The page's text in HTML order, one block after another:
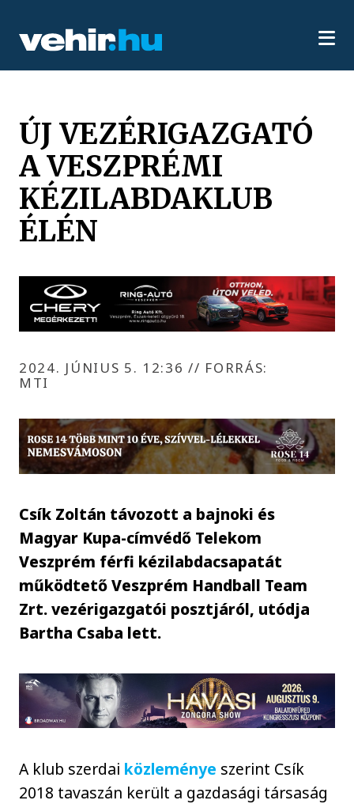
ÚJ VEZÉRIGAZGATÓ
A VESZPRÉMI
KÉZILABDAKLUB
ÉLÉN
2024. JÚNIUS 5. 12:36// FORRÁS:
MTI
Csík Zoltán távozott a bajnoki és
Magyar Kupa-címvédő Telekom
Veszprém férfi kézilabdacsapatát
működtető Veszprém Handball Team
Zrt. vezérigazgatói posztjáról, utódja
Bartha Csaba lett.
A klub szerdai közleménye szerint Csík
2018 tavaszán került a gazdasági társaság